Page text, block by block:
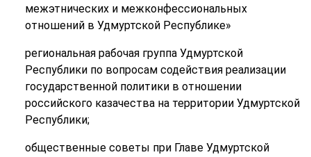
межэтнических и межконфессиональных
отношений в Удмуртской Республике»
региональная рабочая группа Удмуртской
Республики по вопросам содействия реализации
государственной политики в отношении
российского казачества на территории Удмуртской
Республики;
общественные советы при Главе Удмуртской